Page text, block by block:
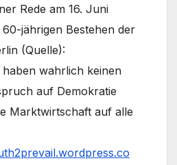
Rede am 16. Juni
jährigen Bestehen der
(Quelle):
haben wahrlich keinen
auf Demokratie
Marktwirtschaft auf alle